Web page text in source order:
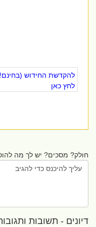
להקדשת החידוש (בחינם!)
לחץ כאן
חולק? מסכים? יש לך מה
דיונים - תשובות ותגובות